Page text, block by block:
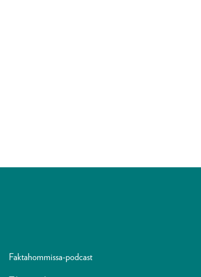
Faktahommissa-podcast